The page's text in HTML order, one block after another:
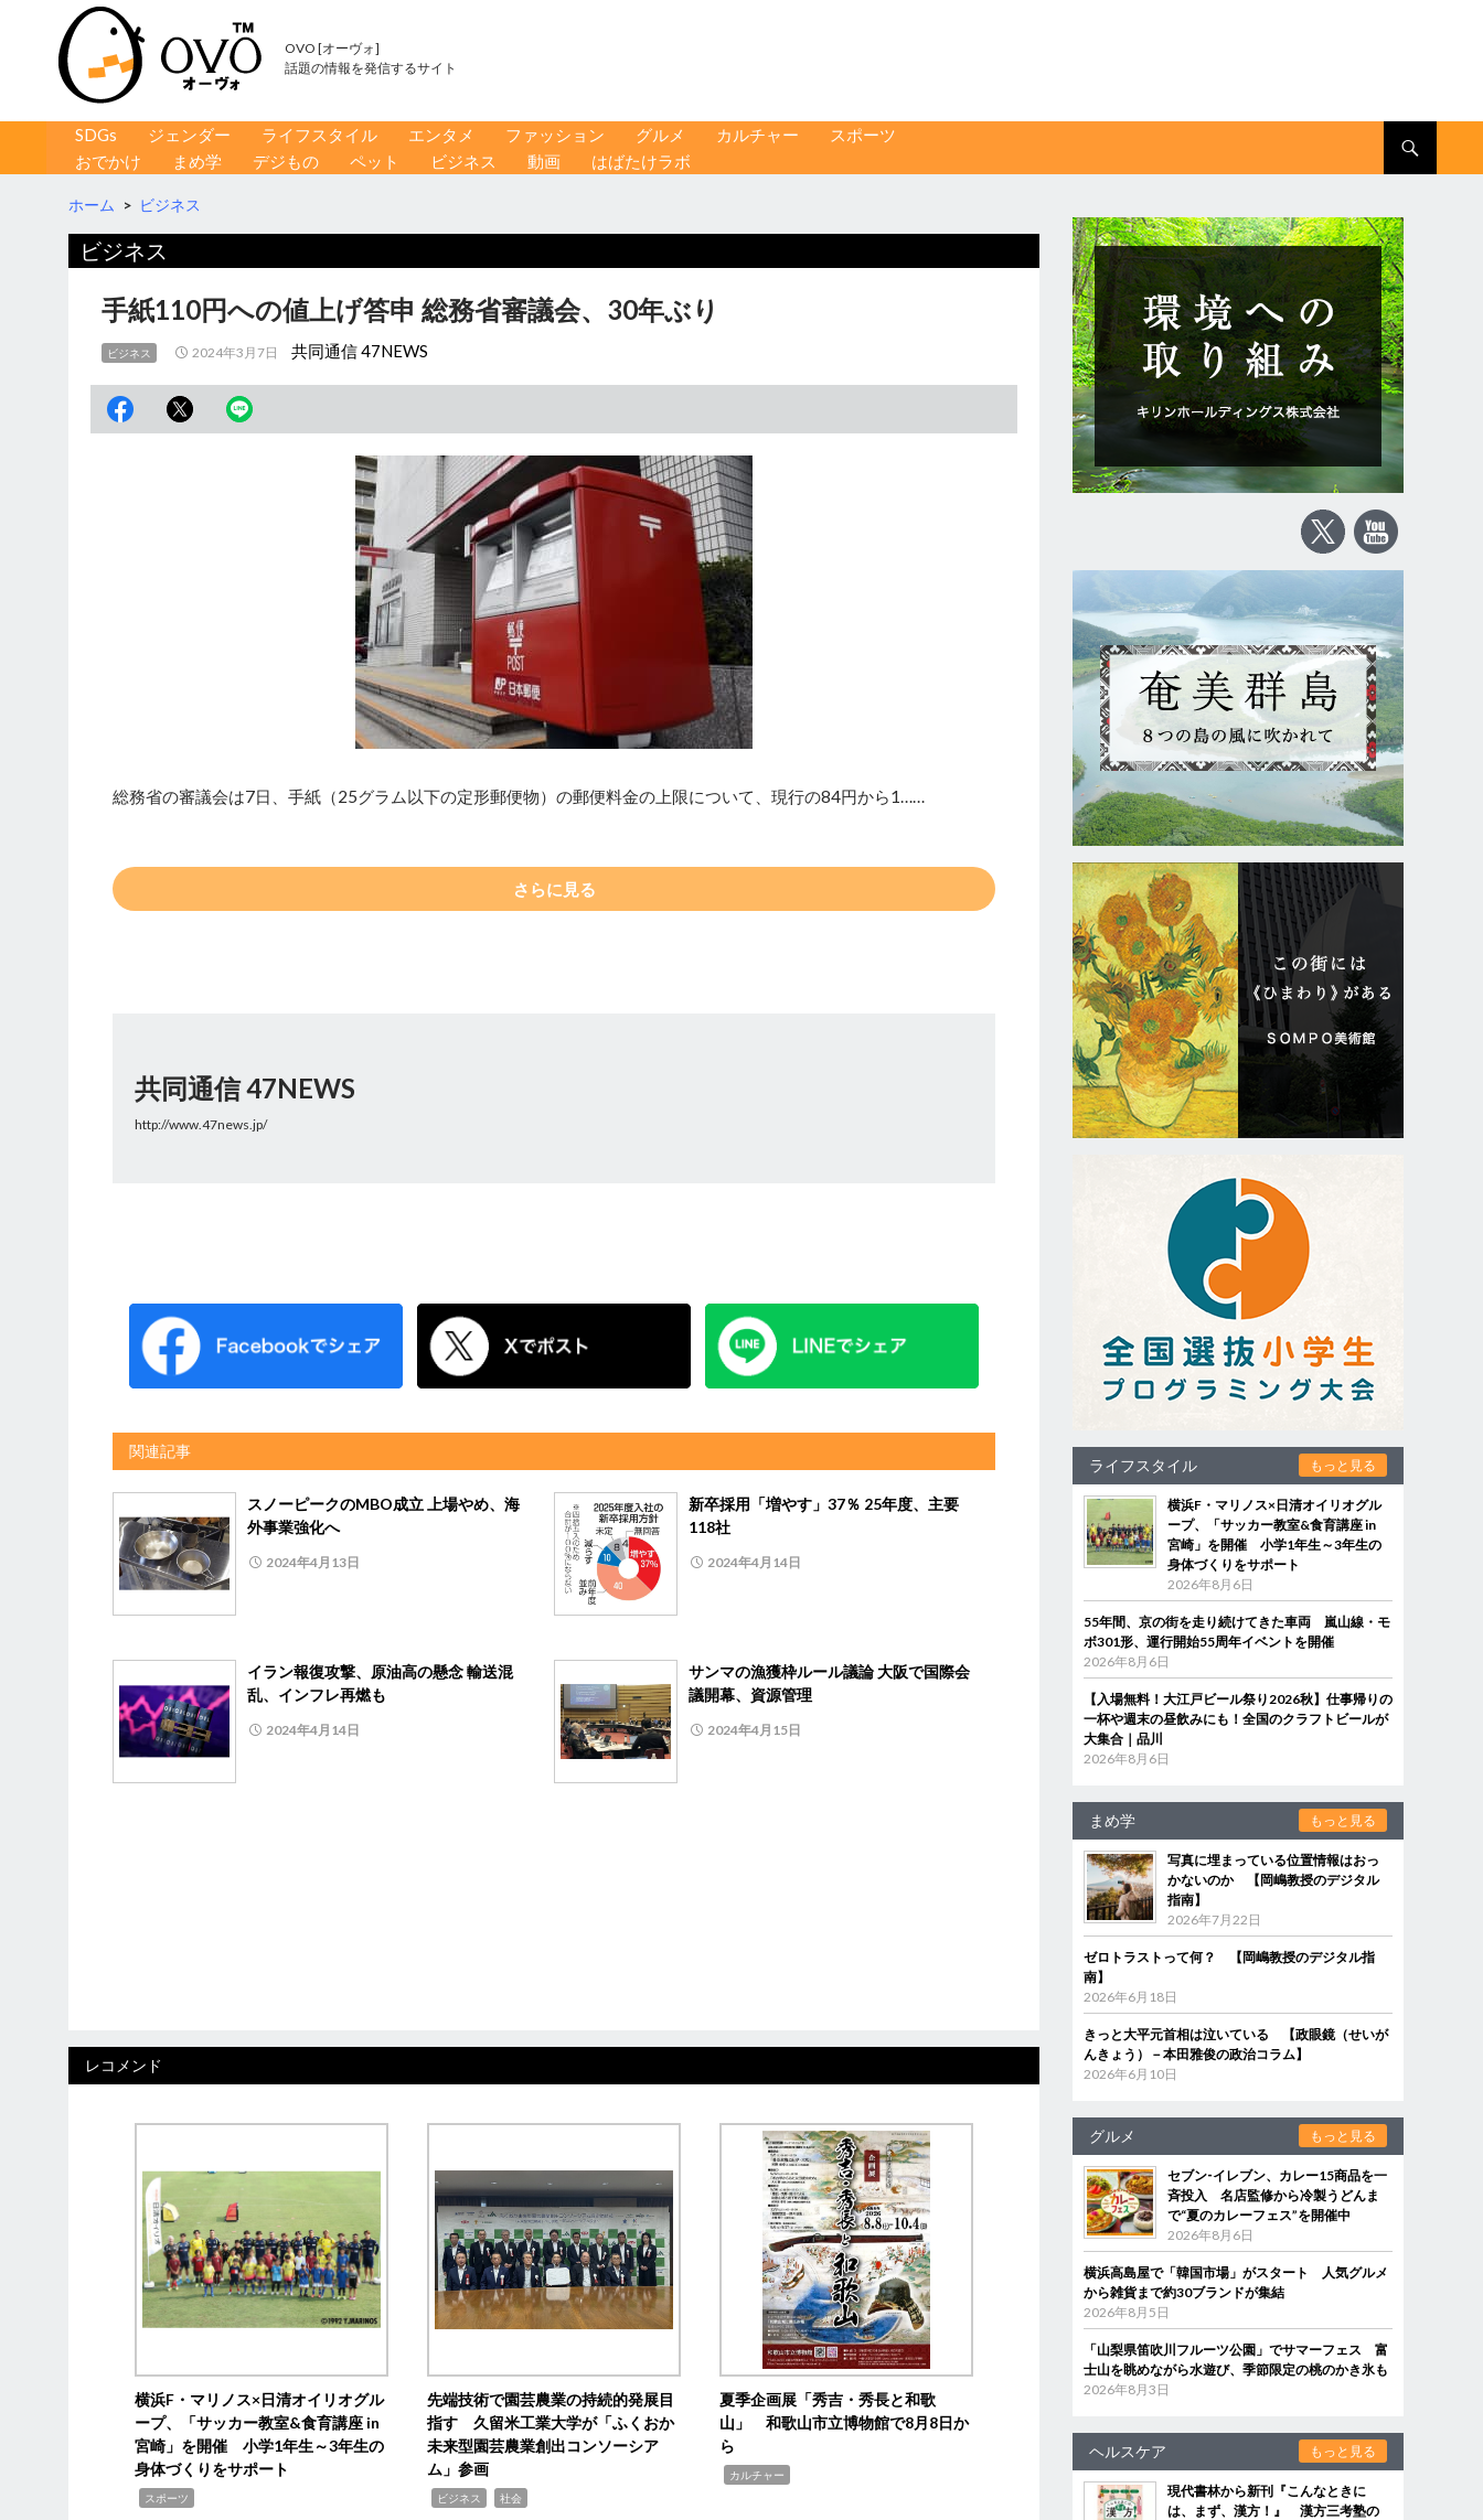
OVO [オーヴォ]
話題の情報を発信するサイト
コンテンツへ移動
SDGs ジェンダー ライフスタイル エンタメ ファッション グルメ カルチャー
スポーツ
おでかけ
まめ学 デジもの ペット ビジネス 動画 はばたけラボ
ホーム > ビジネス
ビジネス
手紙110円への値上げ答申 総務省審議会、30年ぶり
ビジネス 2024年3月7日 共同通信 47NEWS
総務省の審議会は7日、手紙（25グラム以下の定形郵便物）の郵便料金の上限について、現行の84円から1……
さらに見る
共同通信 47NEWS
http://www.47news.jp/
関連記事
スノーピークのMBO成立 上場やめ、海
外事業強化へ
2024年4月13日
新卒採用「増やす」37％ 25年度、主要
118社
2024年4月14日
イラン報復攻撃、原油高の懸念 輸送混
乱、インフレ再燃も
2024年4月14日
サンマの漁獲枠ルール議論 大阪で国際会
議開幕、資源管理
2024年4月15日
レコメンド
横浜F・マリノス×日清オイリオグル
ープ、「サッカー教室&食育講座 in
宮崎」を開催 小学1年生～3年生の
身体づくりをサポート
スポーツ
先端技術で園芸農業の持続的発展目
指す 久留米工業大学が「ふくおか
未来型園芸農業創出コンソーシア
ム」参画
ビジネス 社会
夏季企画展「秀吉・秀長と和歌
山」 和歌山市立博物館で8月8日か
ら
カルチャー
ライフスタイル もっと見る
横浜F・マリノス×日清オイリオグル
ープ、「サッカー教室&食育講座 in
宮崎」を開催 小学1年生～3年生の
身体づくりをサポート
2026年8月6日
55年間、京の街を走り続けてきた車両 嵐山線・モ
ボ301形、運行開始55周年イベントを開催
2026年8月6日
【入場無料！大江戸ビール祭り2026秋】仕事帰りの
一杯や週末の昼飲みにも！全国のクラフトビールが
大集合｜品川
2026年8月6日
まめ学 もっと見る
写真に埋まっている位置情報はおっ
かないのか 【岡嶋教授のデジタル
指南】
2026年7月22日
ゼロトラストって何？ 【岡嶋教授のデジタル指
南】
2026年6月18日
きっと大平元首相は泣いている 【政眼鏡（せいが
んきょう）－本田雅俊の政治コラム】
2026年6月10日
グルメ もっと見る
セブン‐イレブン、カレー15商品を一
斉投入 名店監修から冷製うどんま
で“夏のカレーフェス”を開催中
2026年8月6日
横浜高島屋で「韓国市場」がスタート 人気グルメ
から雑貨まで約30ブランドが集結
2026年8月5日
「山梨県笛吹川フルーツ公園」でサマーフェス 富
士山を眺めながら水遊び、季節限定の桃のかき氷も
2026年8月3日
ヘルスケア もっと見る
現代書林から新刊『こんなときに
は、まず、漢方！』 漢方三考塾の